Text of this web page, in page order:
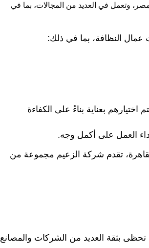
وتعمل في العديد من المجالات، بما في
النظافة، بما في ذلك:
بعناية بناءً على الكفاءة
العمل على أكمل وجه.
تقدم شركة الزعيم مجموعة من
تحظى بثقة العديد من الشركات والمصانع